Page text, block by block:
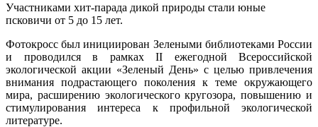
Участниками хит-парада дикой природы стали юные
псковичи от 5 до 15 лет.
Фотокросс был инициирован Зелеными библиотеками России
и проводился в рамках II ежегодной Всероссийской
экологической акции «Зеленый День» с целью привлечения
внимания подрастающего поколения к теме окружающего
мира, расширению экологического кругозора, повышению и
стимулирования интереса к профильной экологической
литературе.